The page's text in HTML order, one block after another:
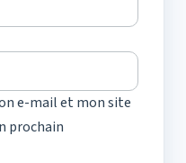
e-mail et mon site
prochain